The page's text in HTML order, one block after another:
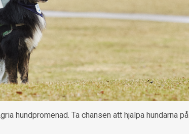
hundpromenad. Ta chansen att hjälpa hundarna på